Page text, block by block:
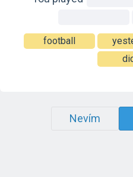
football
Nevím